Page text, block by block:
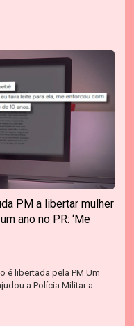
PM a libertar mulher
ano no PR: ‘Me
é libertada pela PM Um
a Polícia Militar a